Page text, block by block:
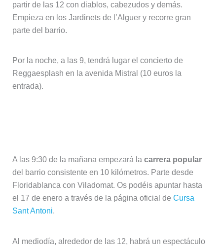
partir de las 12 con diablos, cabezudos y demás.
Empieza en los Jardinets de l’Alguer y recorre gran
parte del barrio.
Por la noche, a las 9, tendrá lugar el concierto de
Reggaesplash en la avenida Mistral (10 euros la
entrada).
A las 9:30 de la mañana empezará la carrera popular
del barrio consistente en 10 kilómetros. Parte desde
Floridablanca con Viladomat. Os podéis apuntar hasta
el 17 de enero a través de la página oficial de Cursa
Sant Antoni.
Al mediodía, alrededor de las 12, habrá un espectáculo